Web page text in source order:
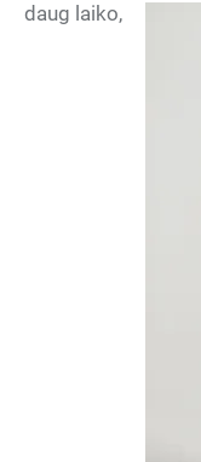
daug l aiko,